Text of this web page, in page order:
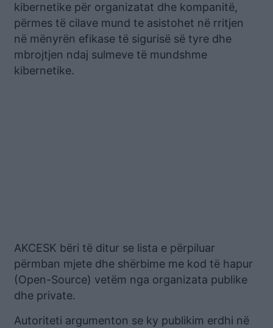
kibernetike për organizatat dhe kompanitë,
përmes të cilave mund te asistohet në rritjen
në mënyrën efikase të sigurisë së tyre dhe
mbrojtjen ndaj sulmeve të mundshme
kibernetike.
AKCESK bëri të ditur se lista e përpiluar
përmban mjete dhe shërbime me kod të hapur
(Open-Source) vetëm nga organizata publike
dhe private.
Autoriteti argumenton se ky publikim erdhi në